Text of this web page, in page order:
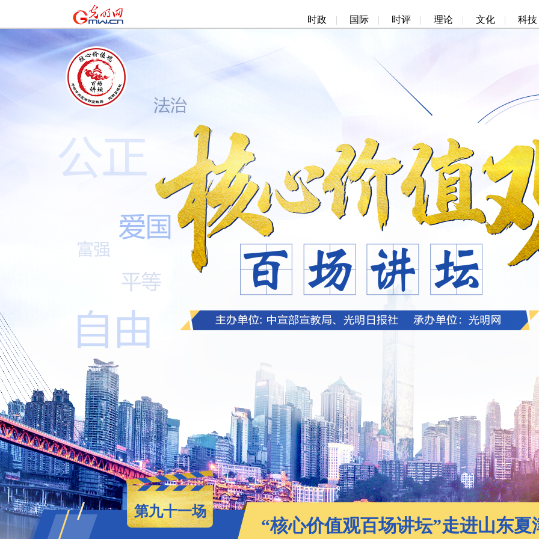
时政 | 国际 | 时评 | 理论 | 文化 | 科技
第九十一场
“核心价值观百场讲坛”走进山东夏